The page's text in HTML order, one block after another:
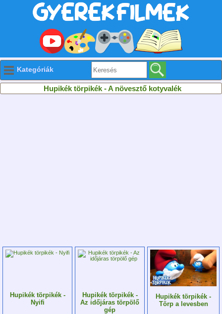
Kategóriák
Hupikék törpikék - A növesztő kotyvalék
Hupikék törpikék -
Nyifi
Hupikék törpikék -
Az időjáras törpölő
gép
Hupikék törpikék -
Törp a levesben